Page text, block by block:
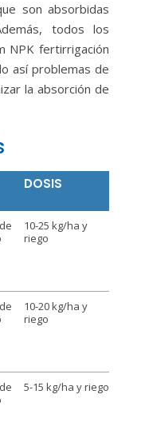
son absorbidas
todos los
NPK fertirrigación
así problemas de
la absorción de
DOSIS
10-25 kg/ha y
riego
10-20 kg/ha y
riego
5-15 kg/ha y riego